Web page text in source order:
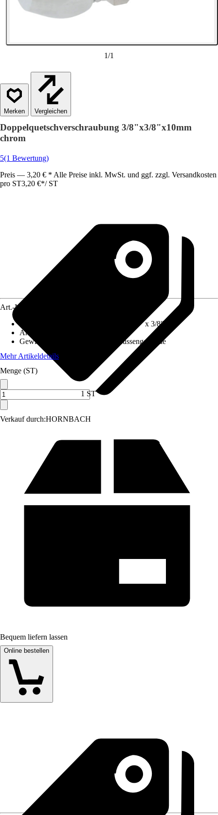
1/1
Vergleichen
Doppelquetschverschraubung 3/8"x3/8"x10mm
chrom
5(1 Bewertung)
Preis — 3,20 € * Alle Preise inkl. MwSt. und ggf. zzgl. Versandkosten
pro ST3,20 €*/ ST
Verkauf durch:HORNBACH
Art.-Nr.
10 x 10 mm, 3/8" x 10 mm, 3/8" x 3/8"
Anwendung
Gewinde-Typ
Ohne Gewinde, Aussengewinde
Mehr Artikeldetails
Menge (ST)
1 ST
Bequem liefern lassen
Online bestellen